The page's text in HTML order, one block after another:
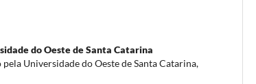
do Oeste de Santa Catarina
Universidade do Oeste de Santa Catarina,